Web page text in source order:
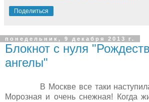
Поделиться
понедельник, 9 декабря 2013 г.
Блокнот с нуля
ангелы"
В Москве все таки наступила
Морозная и очень снежная! Когда